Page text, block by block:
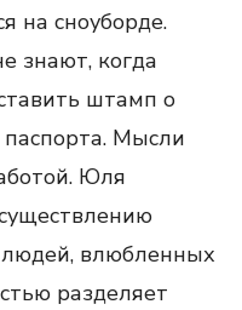
на сноуборде.
знают, когда
штамп о
паспорта. Мысли
Юля
людей, влюбленных
разделяет